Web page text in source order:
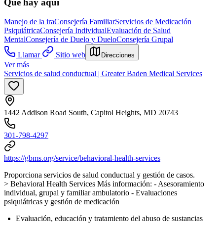
Qué hay aquí
Manejo de la iraConsejería FamiliarServicios de Medicación
PsiquiátricaConsejería IndividualEvaluación de Salud
MentalConsejería de Duelo y DueloConsejería Grupal
Llamar
Sitio web Direcciones
Ver más
Servicios de salud conductual | Greater Baden Medical Services
1442 Addison Road South, Capitol Heights, MD 20743
301-798-4297
https://gbms.org/service/behavioral-health-services
Proporciona servicios de salud conductual y gestión de casos.
> Behavioral Health Services Más información: - Asesoramiento
individual, grupal y familiar ambulatorio - Evaluaciones
psiquiátricas y gestión de medicación
Evaluación, educación y tratamiento del abuso de sustancias